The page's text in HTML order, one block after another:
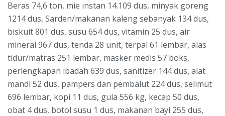
Beras 74,6 ton, mie instan 14.109 dus, minyak goreng
1214 dus, Sarden/makanan kaleng sebanyak 134 dus,
biskuit 801 dus, susu 654 dus, vitamin 25 dus, air
mineral 967 dus, tenda 28 unit, terpal 61 lembar, alas
tidur/matras 251 lembar, masker medis 57 boks,
perlengkapan ibadah 639 dus, sanitizer 144 dus, alat
mandi 52 dus, pampers dan pembalut 224 dus, selimut
696 lembar, kopi 11 dus, gula 556 kg, kecap 50 dus,
obat 4 dus, botol susu 1 dus, makanan bayi 255 dus,